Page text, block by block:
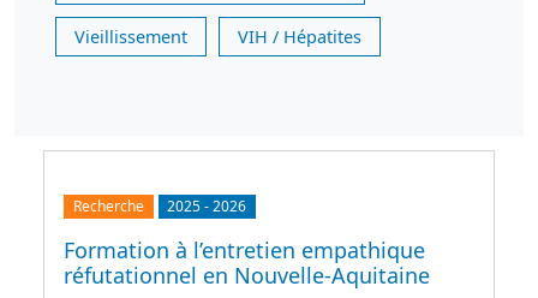
Vieillissement VIH / Hépatites
Recherche 2025-2026
Formation à l’entretien empathique
réfutationnel en Nouvelle-Aquitaine